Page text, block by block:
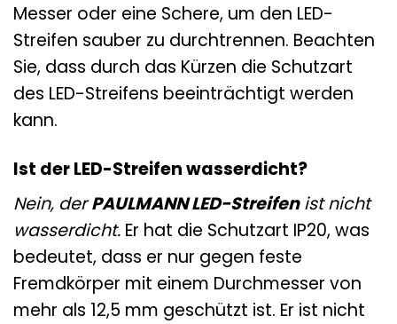
Messer oder eine Schere, um den LED-
Streifen sauber zu durchtrennen. Beachten
Sie, dass durch das Kürzen die Schutzart
des LED-Streifens beeinträchtigt werden
kann.
Ist der LED-Streifen wasserdicht?
Nein, derPAULMANN LED-Streifenist nicht
wasserdicht. Er hat die Schutzart IP20, was
bedeutet, dass er nur gegen feste
Fremdkörper mit einem Durchmesser von
mehr als 12,5 mm geschützt ist. Er ist nicht